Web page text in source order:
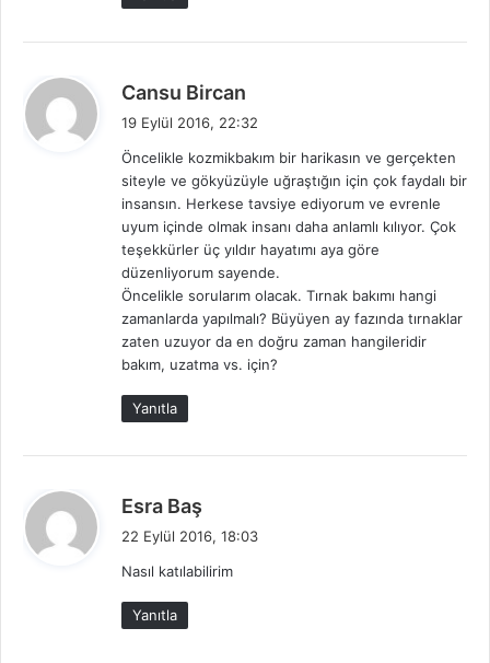
Cansu Bircan
i
k
19 Eylül 2016, 22:32
Öncelikle kozmikbakım bir harikasın ve gerçekten
siteyle ve gökyüzüyle uğraştığın için çok faydalı bir
insansın. Herkese tavsiye ediyorum ve evrenle
uyum içinde olmak insanı daha anlamlı kılıyor. Çok
teşekkürler üç yıldır hayatımı aya göre
düzenliyorum sayende.
Öncelikle sorularım olacak. Tırnak bakımı hangi
zamanlarda yapılmalı? Büyüyen ay fazında tırnaklar
zaten uzuyor da en doğru zaman hangileridir
bakım, uzatma vs. için?
Yanıtla
Esra Baş
i
22 Eylül 2016, 18:03
Nasıl katılabilirim
Yanıtla